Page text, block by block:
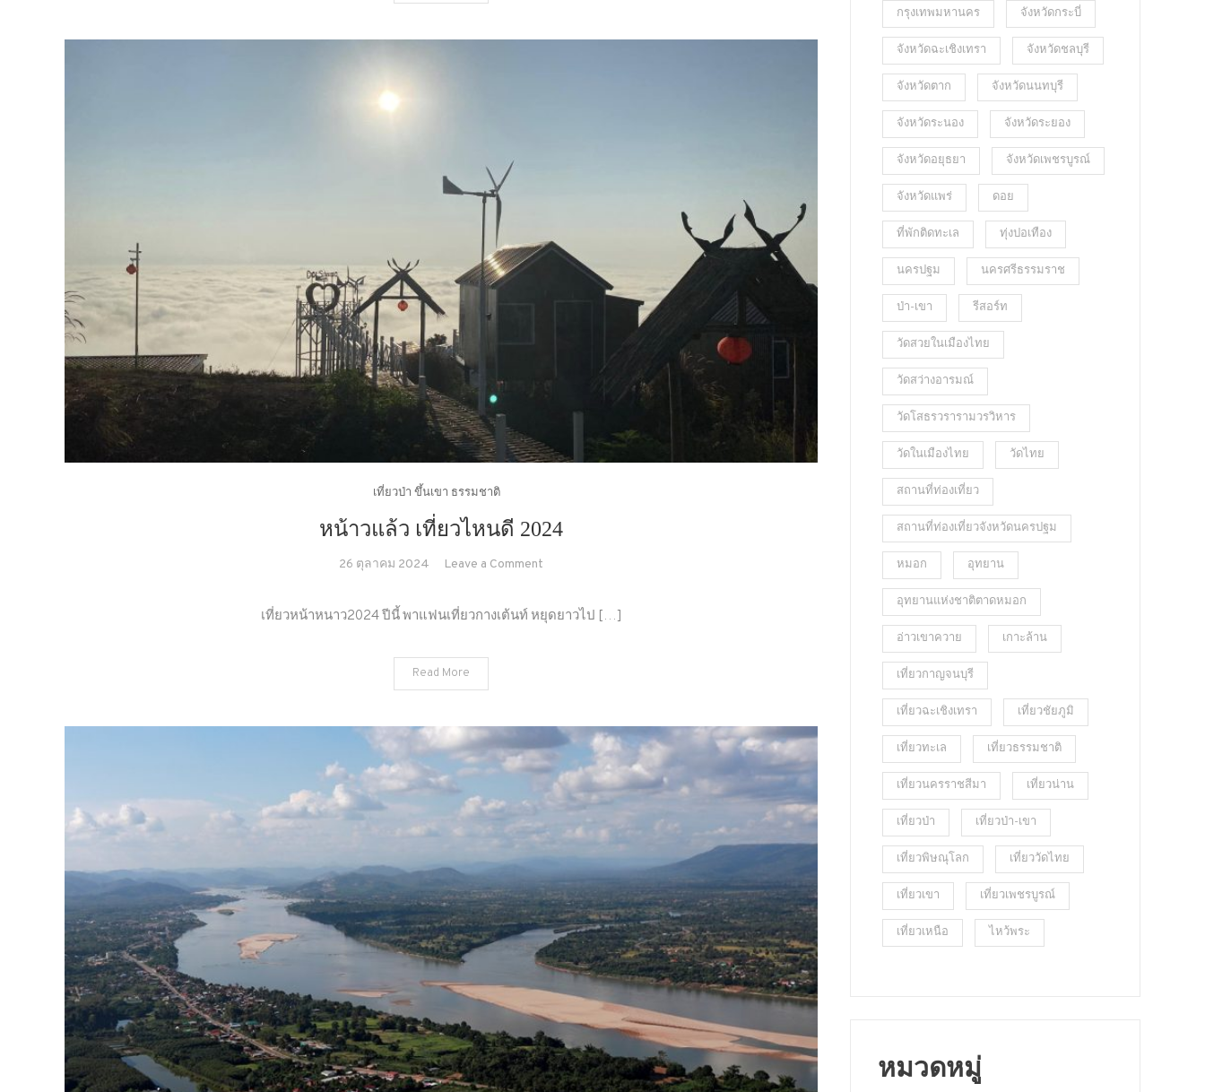
เที่ยวป่า ขึ้นเขา ธรรมชาติ
หน้าวแล้ว เที่ยวไหนดี 2024
26 ตุลาคม 2024 Leave a Comment
เที่ยวหน้าหนาว2024 ปีนี้ พาแฟนเที่ยวกางเต้นท์ หยุดยาวไป […]
Read More
กรุงเทพมหานคร จังหวัดกระบี่
จังหวัดฉะเชิงเทรา จังหวัดชลบุรี
จังหวัดตาก จังหวัดนนทบุรี
จังหวัดระนอง จังหวัดระยอง
จังหวัดอยุธยา จังหวัดเพชรบูรณ์
จังหวัดแพร่ ดอย
ที่พักติดทะเล ทุ่งปอเทือง
นครปฐม นครศรีธรรมราช
ป่า-เขา รีสอร์ท
วัดสวยในเมืองไทย
วัดสว่างอารมณ์
วัดโสธรวรารามวรวิหาร
วัดในเมืองไทย วัดไทย
สถานที่ท่องเที่ยว
สถานที่ท่องเที่ยวจังหวัดนครปฐม
หมอก อุทยาน
อุทยานแห่งชาติตาดหมอก
อ่าวเขาควาย เกาะล้าน
เที่ยวกาญจนบุรี
เที่ยวฉะเชิงเทรา เที่ยวชัยภูมิ
เที่ยวทะเล เที่ยวธรรมชาติ
เที่ยวนครราชสีมา เที่ยวน่าน
เที่ยวป่า เที่ยวป่า-เขา
เที่ยวพิษณุโลก เที่ยววัดไทย
เที่ยวเขา เที่ยวเพชรบูรณ์
เที่ยวเหนือ ไหว้พระ
หมวดหมู่